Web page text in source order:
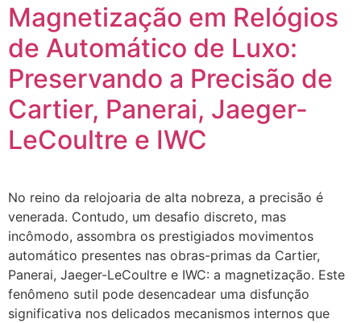
Magnetização em Relógios
de Automático de Luxo:
Preservando a Precisão de
Cartier, Panerai, Jaeger-
LeCoultre e IWC
No reino da relojoaria de alta nobreza, a precisão é
venerada. Contudo, um desafio discreto, mas
incômodo, assombra os prestigiados movimentos
automático presentes nas obras-primas da Cartier,
Panerai, Jaeger-LeCoultre e IWC: a magnetização. Este
fenômeno sutil pode desencadear uma disfunção
significativa nos delicados mecanismos internos que